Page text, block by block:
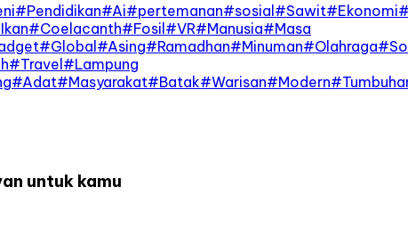
#Pendidikan#Ai#pertemanan#sosial#Sawit#Ekonomi#
Ikan#Coelacanth#Fosil#VR#Manusia#Masa
#Global#Asing#Ramadhan#Minuman#Olahraga#
#Travel#Lampung
#Adat#Masyarakat#Batak#Warisan#Modern#
untuk kamu